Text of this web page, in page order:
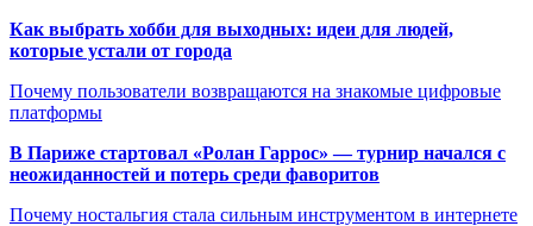
Как выбрать хобби для выходных: идеи для людей,
которые устали от города
Почему пользователи возвращаются на знакомые цифровые
платформы
В Париже стартовал «Ролан Гаррос» — турнир начался с
неожиданностей и потерь среди фаворитов
Почему ностальгия стала сильным инструментом в интернете